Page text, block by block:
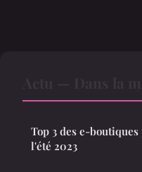
Top 3 des e-
l'été 2023